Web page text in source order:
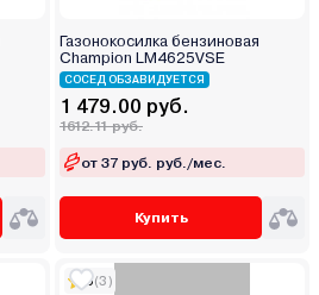
Газонокосилка бензиновая
Champion LM4625VSE
СОСЕД ОБЗАВИДУЕТСЯ
1 479.00 руб.
1612.11 руб.
от 37 руб. руб./мес.
Купить
5(3)